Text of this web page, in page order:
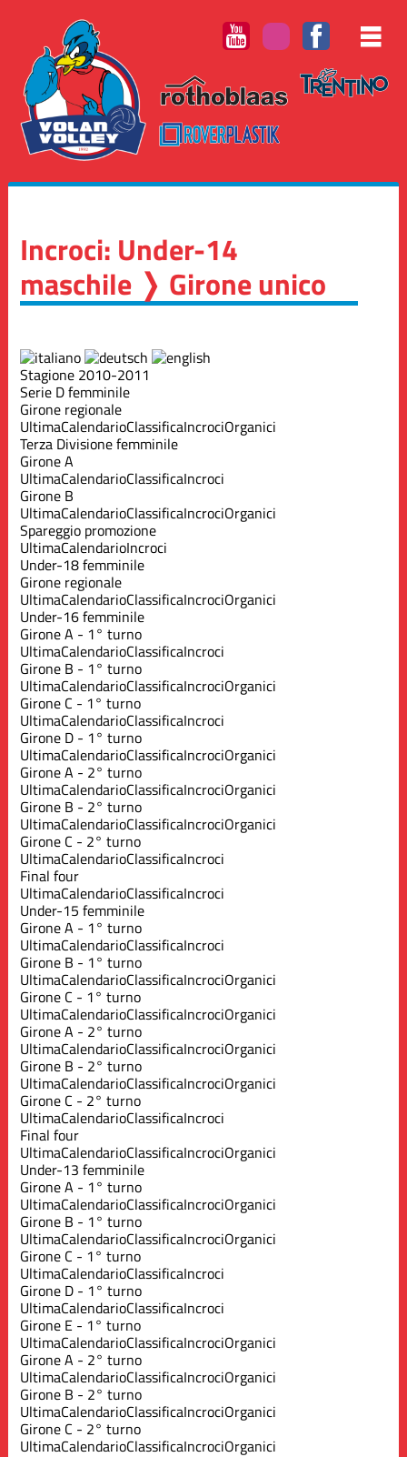
Incroci: Under-14
maschile ❭ Girone unico
Stagione 2010-2011
Serie D femminile
Girone regionale
UltimaCalendarioClassificaIncrociOrganici
Terza Divisione femminile
Girone A
UltimaCalendarioClassificaIncroci
Girone B
UltimaCalendarioClassificaIncrociOrganici
Spareggio promozione
UltimaCalendarioIncroci
Under-18 femminile
Girone regionale
UltimaCalendarioClassificaIncrociOrganici
Under-16 femminile
Girone A - 1° turno
UltimaCalendarioClassificaIncroci
Girone B - 1° turno
UltimaCalendarioClassificaIncrociOrganici
Girone C - 1° turno
UltimaCalendarioClassificaIncroci
Girone D - 1° turno
UltimaCalendarioClassificaIncrociOrganici
Girone A - 2° turno
UltimaCalendarioClassificaIncrociOrganici
Girone B - 2° turno
UltimaCalendarioClassificaIncrociOrganici
Girone C - 2° turno
UltimaCalendarioClassificaIncroci
Final four
UltimaCalendarioClassificaIncroci
Under-15 femminile
Girone A - 1° turno
UltimaCalendarioClassificaIncroci
Girone B - 1° turno
UltimaCalendarioClassificaIncrociOrganici
Girone C - 1° turno
UltimaCalendarioClassificaIncrociOrganici
Girone A - 2° turno
UltimaCalendarioClassificaIncrociOrganici
Girone B - 2° turno
UltimaCalendarioClassificaIncrociOrganici
Girone C - 2° turno
UltimaCalendarioClassificaIncroci
Final four
UltimaCalendarioClassificaIncrociOrganici
Under-13 femminile
Girone A - 1° turno
UltimaCalendarioClassificaIncrociOrganici
Girone B - 1° turno
UltimaCalendarioClassificaIncrociOrganici
Girone C - 1° turno
UltimaCalendarioClassificaIncroci
Girone D - 1° turno
UltimaCalendarioClassificaIncroci
Girone E - 1° turno
UltimaCalendarioClassificaIncrociOrganici
Girone A - 2° turno
UltimaCalendarioClassificaIncrociOrganici
Girone B - 2° turno
UltimaCalendarioClassificaIncrociOrganici
Girone C - 2° turno
UltimaCalendarioClassificaIncrociOrganici